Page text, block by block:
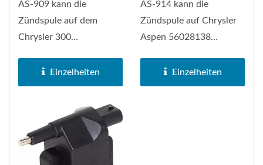
AS-909 kann die
Zündspule auf dem
Chrysler 300
PH-COP-Zündspule ist
eine...
Einzelheiten
AS-914 kann die
Zündspule auf Chrysler
Aspen 56028138
Zündspule ist eine...
Einzelheiten